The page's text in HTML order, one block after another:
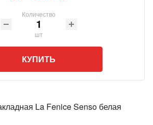
Количество
шт
КУПИТЬ
La Fenice Senso белая